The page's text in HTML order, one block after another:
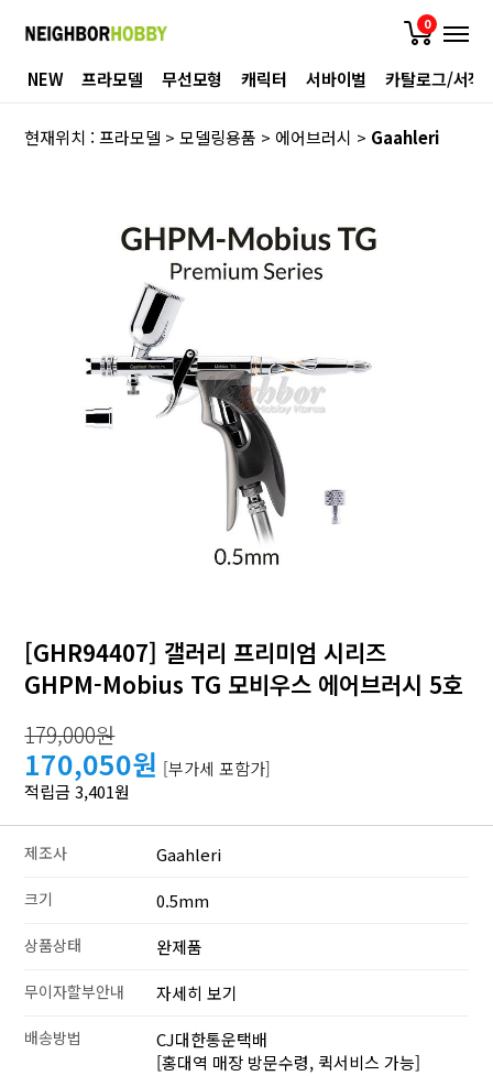
0
NEW 프라모델 무선모형 캐릭터 서바이벌 카탈로그/서적
현재위치 :프라모델 >모델링용품 > 에어브러시 > Gaahleri
[GHR94407] 갤러리 프리미엄 시리즈
GHPM-Mobius TG 모비우스 에어브러시 5호
179,000원
170,050원 [부가세 포함가]
적립금 3,401원
제조사 Gaahleri
크기 0.5mm
상품상태 완제품
무이자할부안내 자세히 보기
배송방법
CJ대한통운택배
[홍대역 매장 방문수령, 퀵서비스 가능]